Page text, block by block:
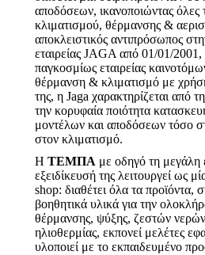
αποδόσεων, ικανοποιώντας όλες
κλιματισμού, θέρμανσης &
αποκλειστικός αντιπρόσωπος
εταιρείας JAGA από 01/01/2001,
παγκοσμίως εταιρείας
θέρμανση & κλιματισμό με
της, η Jaga χαρακτηρίζεται από
την κορυφαία ποιότητα
μοντέλων και αποδόσεων τόσο
στον κλιματισμό.
Η ΤΕΜΠΑ με οδηγό τη μεγάλη
εξειδίκευσή της λειτουργεί ως
shop: διαθέτει όλα τα προϊόντα,
βοηθητικά υλικά για την
θέρμανσης, ψύξης, ζεστών
ηλιοθερμίας, εκπονεί μελέτες
υλοποιεί με το εκπαιδευμένο